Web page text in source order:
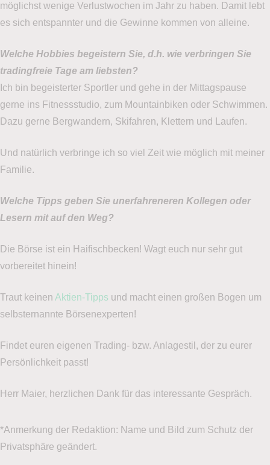
möglichst wenige Verlustwochen im Jahr zu haben. Damit lebt
es sich entspannter und die Gewinne kommen von alleine.
Welche Hobbies begeistern Sie, d.h. wie verbringen Sie
tradingfreie Tage am liebsten?
Ich bin begeisterter Sportler und gehe in der Mittagspause
gerne ins Fitnessstudio, zum Mountainbiken oder Schwimmen.
Dazu gerne Bergwandern, Skifahren, Klettern und Laufen.
Und natürlich verbringe ich so viel Zeit wie möglich mit meiner
Familie.
Welche Tipps geben Sie unerfahreneren Kollegen oder
Lesern mit auf den Weg?
Die Börse ist ein Haifischbecken! Wagt euch nur sehr gut
vorbereitet hinein!
Traut keinen Aktien-Tipps und macht einen großen Bogen um
selbsternannte Börsenexperten!
Findet euren eigenen Trading- bzw. Anlagestil, der zu eurer
Persönlichkeit passt!
Herr Maier, herzlichen Dank für das interessante Gespräch.
*Anmerkung der Redaktion: Name und Bild zum Schutz der
Privatsphäre geändert.